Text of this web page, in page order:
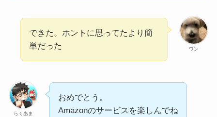
ワン
できた。ホントに思ってたより簡
単だった
らくあま
おめでとう。
Amazonのサービスを楽しんでね